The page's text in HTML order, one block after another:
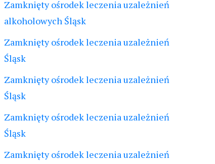
Zamknięty ośrodek leczenia uzależnień
alkoholowych Śląsk
Zamknięty ośrodek leczenia uzależnień
Śląsk
Zamknięty ośrodek leczenia uzależnień
Śląsk
Zamknięty ośrodek leczenia uzależnień
Śląsk
Zamknięty ośrodek leczenia uzależnień